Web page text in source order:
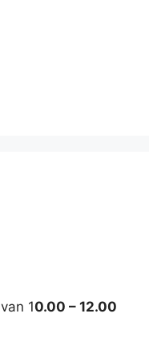
van 10.00 – 12.00